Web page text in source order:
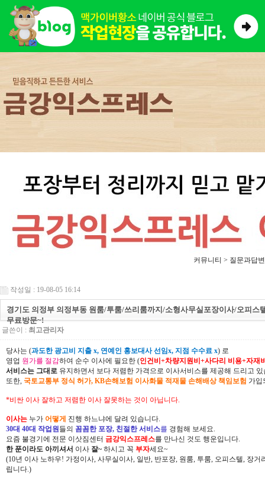
커뮤니티 > 질문과답변
작성일 : 19-08-05 16:14
경기도 의정부 의정부동 원룸/투룸/쓰리룸까지/소형사무실포장이사/오피스
무료방문~!
글쓴이 : 최고관리자
당사는 (과도한 광고비 지출 x, 연예인 홍보대사 선임x, 지점 수수료 x) 로
영업 원가를 절감하여 순수 이사에 필요한 (인건비+차량지원비+사다리 비용+자재
서비스는 그대로 유지하면서 보다 저렴한 가격으로 이사서비스를 제공해 드리고 있
또한, 국토교통부 정식 허가, KB손해보험 이사화물 적재물 손해배상 책임보험 가입
*비싼 이사 잘하고 저렴한 이사 잘못하는 것이 아닙니다.
이사는 누가 어떻게 진행 하느냐에 달려 있습니다.
30대 40대 작업원들의 꼼꼼한 포장, 친절한 서비스를 경험해 보세요.
요즘 불경기에 전문 이삿짐센터 금강익스프레스를 만나신 것도 행운입니다.
한 푼이라도 아끼셔서 이사 잘~ 하시고 꼭 부자세요~
(10년 이사 노하우! 가정이사, 사무실이사, 일반, 반포장, 원룸, 투룸, 오피스텔, 장
립니다.)